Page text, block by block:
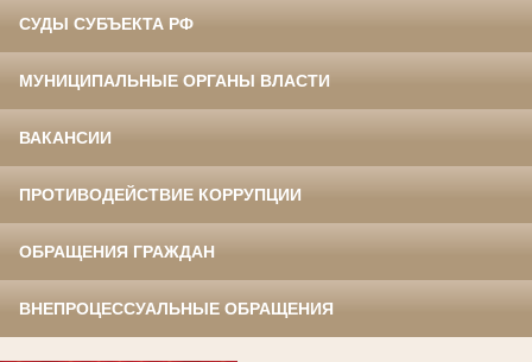
СУДЫ СУБЪЕКТА РФ
МУНИЦИПАЛЬНЫЕ ОРГАНЫ ВЛАСТИ
ВАКАНСИИ
ПРОТИВОДЕЙСТВИЕ КОРРУПЦИИ
ОБРАЩЕНИЯ ГРАЖДАН
ВНЕПРОЦЕССУАЛЬНЫЕ ОБРАЩЕНИЯ